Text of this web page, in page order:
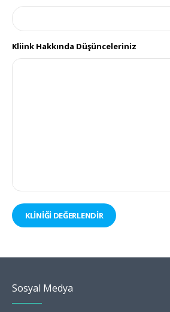
Kliink Hakkında Düşünceleriniz
KLİNİĞİ DEĞERLENDİR
Sosyal Medya